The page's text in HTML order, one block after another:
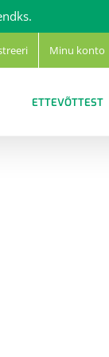
Minu konto
ETTEVÕTTEST